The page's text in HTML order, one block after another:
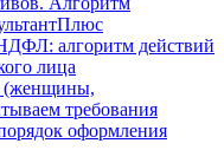
алгоритм действий
лица
(женщины,
требования
оформления